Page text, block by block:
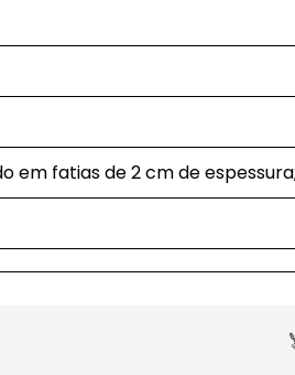
fatias de 2 cm de espessura;